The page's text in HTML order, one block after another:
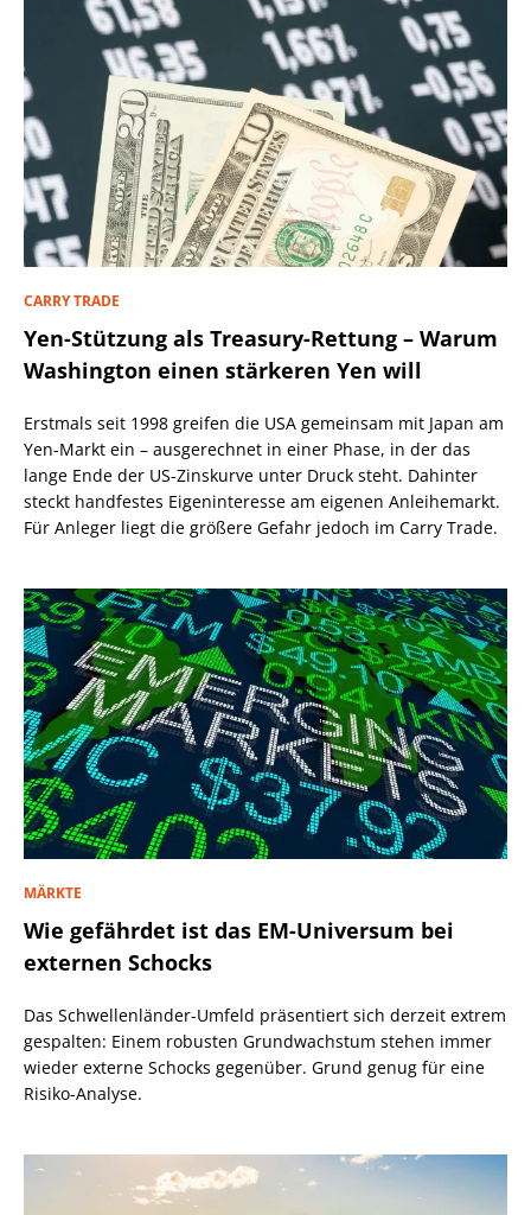
CARRY TRADE
Yen-Stützung als Treasury-Rettung – Warum
Washington einen stärkeren Yen will
Erstmals seit 1998 greifen die USA gemeinsam mit Japan am
Yen-Markt ein – ausgerechnet in einer Phase, in der das
lange Ende der US-Zinskurve unter Druck steht. Dahinter
steckt handfestes Eigeninteresse am eigenen Anleihemarkt.
Für Anleger liegt die größere Gefahr jedoch im Carry Trade.
MÄRKTE
Wie gefährdet ist das EM-Universum bei
externen Schocks
Das Schwellenländer-Umfeld präsentiert sich derzeit extrem
gespalten: Einem robusten Grundwachstum stehen immer
wieder externe Schocks gegenüber. Grund genug für eine
Risiko-Analyse.